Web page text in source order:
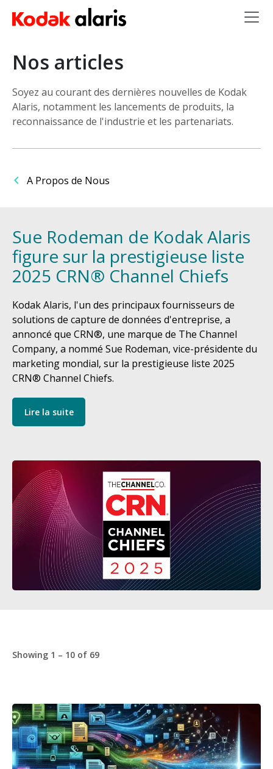
Skip to main content
Nos articles
Soyez au courant des dernières nouvelles de Kodak
Alaris, notamment les lancements de produits, la
reconnaissance de l'industrie et les partenariats.
A Propos de Nous
Sue Rodeman de Kodak Alaris
figure sur la prestigieuse liste
2025 CRN® Channel Chiefs
Kodak Alaris, l'un des principaux fournisseurs de
solutions de capture de données d'entreprise, a
annoncé que CRN®, une marque de The Channel
Company, a nommé Sue Rodeman, vice-présidente du
marketing mondial, sur la prestigieuse liste 2025
CRN® Channel Chiefs.
Lire la suite
Image
Showing 1 – 10 of 69